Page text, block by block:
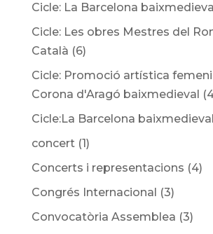
Cicle: La Barcelona baixmedieval
Cicle: Les obres Mestres del
Català (6)
Cicle: Promoció artística
Corona d'Aragó baixmedieval
Cicle:La Barcelona baixmedieval
concert(1)
Concerts i representacions (4)
Congrés Internacional (3)
Convocatòria Assemblea (3)